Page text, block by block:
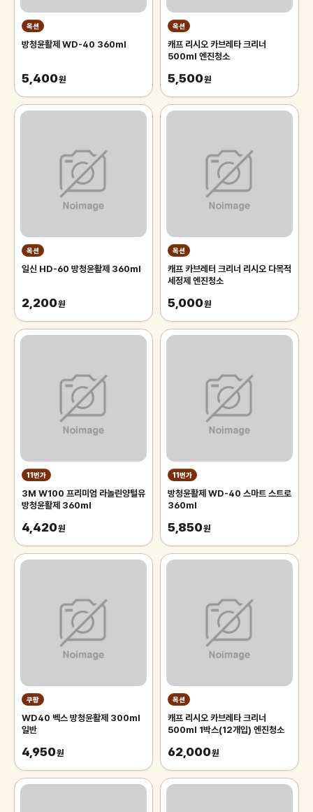
옥션
방청윤활제 WD-40 360ml
5,400원
옥션
캐프 리시오 카브레타 크리너
500ml 엔진청소
5,500원
옥션
일신 HD-60 방청윤활제 360ml
2,200원
옥션
캐프 카브레터 크리너 리시오 다목적
세정제 엔진청소
5,000원
11번가
3M W100 프리미엄 라놀린양털유
방청윤활제 360ml
4,420원
11번가
방청윤활제 WD-40 스마트 스트로
360ml
5,850원
쿠팡
WD40 벡스 방청윤활제 300ml
일반
4,950원
옥션
캐프 리시오 카브레타 크리너
500ml 1박스(12개입) 엔진청소
62,000원